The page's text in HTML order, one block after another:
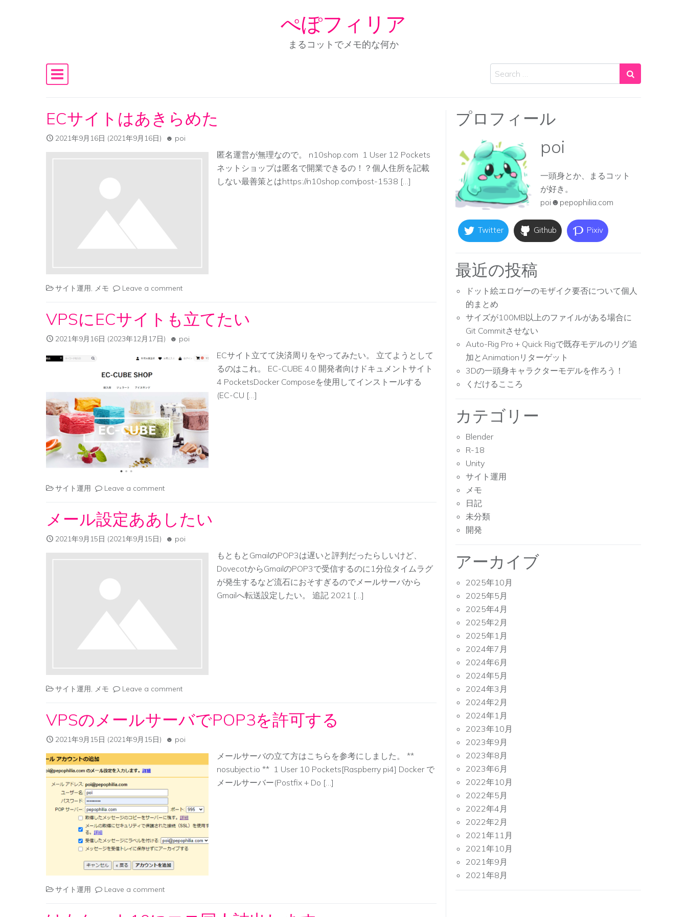
ぺぽフィリア
まるコットでメモ的な何か
Main Navigation
Search
ECサイトはあきらめた
2021年9月16日 (2021年9月16日) poi
匿名運営が無理なので。 n10shop.com 1 User 12 Pockets
ネットショップは匿名で開業できるの！？個人住所を記載
しない最善策とはhttps://n10shop.com/post-1538 […]
サイト運用, メモ Leave a comment
VPSにECサイトも立てたい
2021年9月16日 (2023年12月17日) poi
ECサイト立てて決済周りをやってみたい。 立てようとして
るのはこれ。 EC-CUBE 4.0 開発者向けドキュメントサイト
4 PocketsDocker Composeを使用してインストールする
(EC-CU […]
サイト運用 Leave a comment
メール設定ああしたい
2021年9月15日 (2021年9月15日) poi
もともとGmailのPOP3は遅いと評判だったらしいけど、
DovecotからGmailのPOP3で受信するのに1分位タイムラグ
が発生するなど流石におそすぎるのでメールサーバから
Gmailへ転送設定したい。 追記 2021 […]
サイト運用, メモ Leave a comment
VPSのメールサーバでPOP3を許可する
2021年9月15日 (2021年9月15日) poi
メールサーバの立て方はこちらを参考にしました。 **
nosubject.io ** 1 User 10 Pockets[Raspberry pi4] Docker で
メールサーバー(Postfix + Do […]
サイト運用 Leave a comment
プロフィール
poi
一頭身とか、まるコット
が好き。
poi☻pepophilia.com
Twitter Github Pixiv
最近の投稿
ドット絵エロゲーのモザイク要否について個人
的まとめ
サイズが100MB以上のファイルがある場合に
Git Commitさせない
Auto-Rig Pro + Quick Rigで既存モデルのリグ追
加とAnimationリターゲット
3Dの一頭身キャラクターモデルを作ろう！
くだけるこころ
カテゴリー
Blender
R-18
Unity
サイト運用
メモ
日記
未分類
開発
アーカイブ
2025年10月
2025年5月
2025年4月
2025年2月
2025年1月
2024年7月
2024年6月
2024年5月
2024年3月
2024年2月
2024年1月
2023年10月
2023年9月
2023年8月
2023年6月
2022年10月
2022年5月
2022年4月
2022年2月
2021年11月
2021年10月
2021年9月
2021年8月